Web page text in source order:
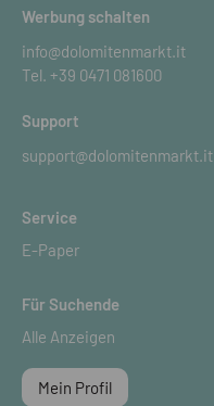
Werbung schalten
info@dolomitenmarkt.it
Tel. +39 0471 081600
Support
support@dolomitenmarkt.it
Service
E-Paper
Für Suchende
Alle Anzeigen
Mein Profil